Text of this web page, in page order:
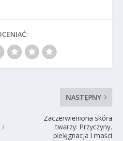
i
NASTĘPNY
Zaczerwieniona skóra
twarzy: Przyczyny,
pielęgnacja i maści